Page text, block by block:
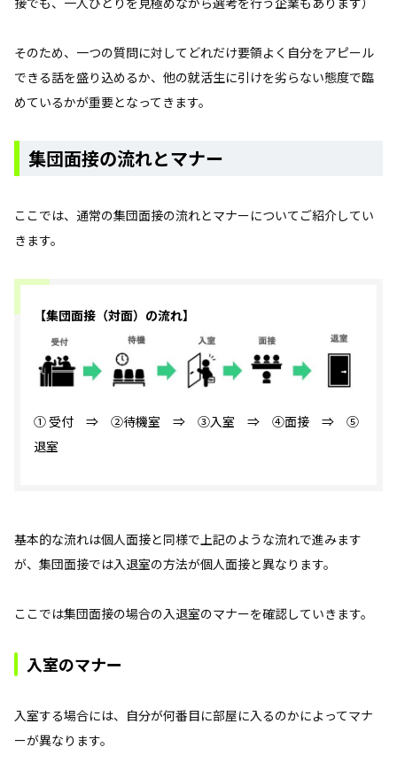
そのため、一つの質問に対してどれだけ要領よく自分をアピール
できる話を盛り込めるか、他の就活生に引けを劣らない態度で臨
めているかが重要となってきます。
集団面接の流れとマナー
ここでは、通常の集団面接の流れとマナーについてご紹介してい
きます。
【集団面接（対面）の流れ】
① 受付 ⇒ ②待機室 ⇒ ③入室 ⇒ ④面接 ⇒ ⑤
退室
基本的な流れは個人面接と同様で上記のような流れで進みます
が、集団面接では入退室の方法が個人面接と異なります。
ここでは集団面接の場合の入退室のマナーを確認していきます。
入室のマナー
入室する場合には、自分が何番目に部屋に入るのかによってマナ
ーが異なります。